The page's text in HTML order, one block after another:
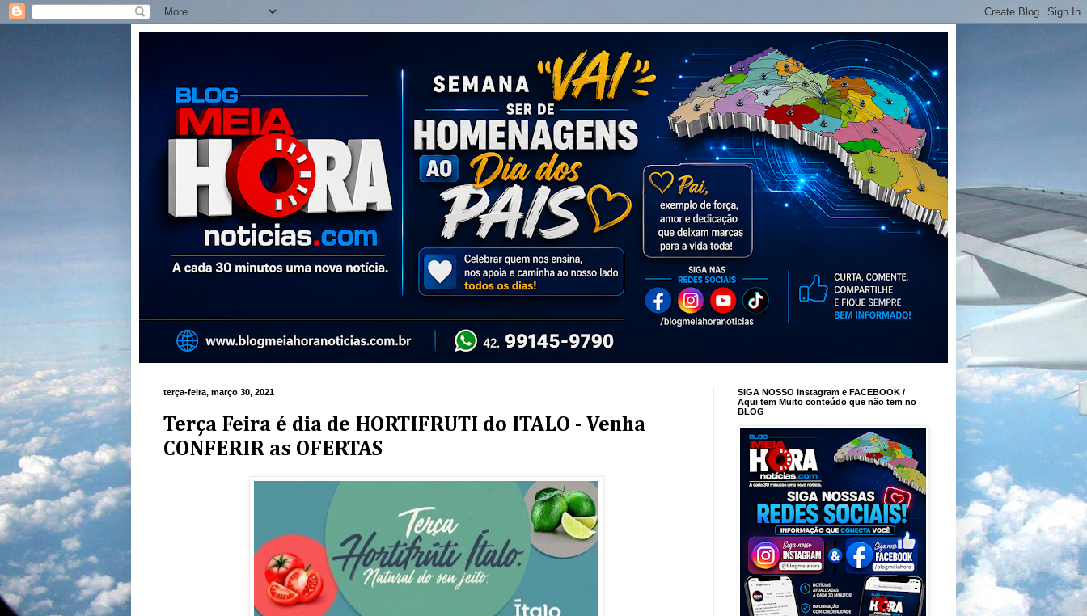
terça-feira, março 30, 2021
Terça Feira é dia de HORTIFRUTI do ITALO - Venha
CONFERIR as OFERTAS
SIGA NOSSO Instagram e FACEBOOK /
Aqui tem Muito conteúdo que não tem no
BLOG